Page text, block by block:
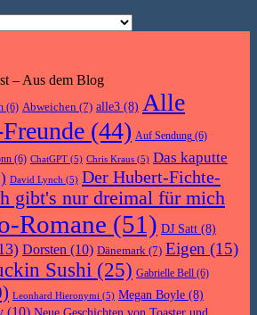
– Aus dem Blog
(6) Abweichen (7) alle3 (8) Alle
(44) Auf Sendung (6)
(6) ChatGPT (5) Chris Kraus (5) Das kaputte
David Lynch (5) Der Hubert-Fichte-
gibt's nur dreimal für mich
Romane (51) DJ Satt (8)
Dorsten (10) Dänemark (7) Eigen (15)
Sushi (25) Gabrielle Bell (6)
Leonhard Hieronymi (5) Megan Boyle (8)
(10)